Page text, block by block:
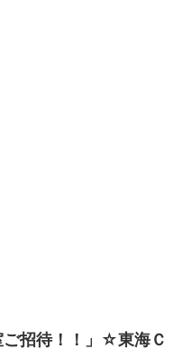
招待！！」☆東海Ｃ